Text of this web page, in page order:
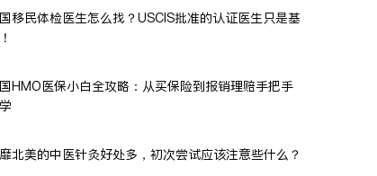
移民体检医生怎么找？USCIS批准的认证医生只是基
HMO医保小白全攻略：从买保险到报销理赔手把手
北美的中医针灸好处多，初次尝试应该注意些什么？